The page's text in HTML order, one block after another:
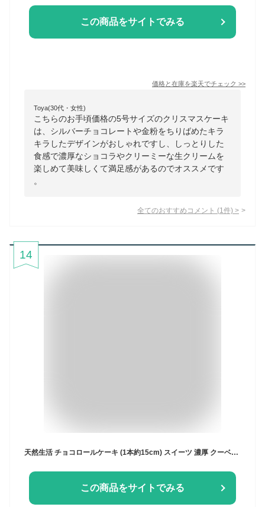
この商品をサイトでみる
価格と在庫を楽天でチェック >>
Toya(30代・女性)
こちらのお手頃価格の5号サイズのクリスマスケーキ
は、シルバーチョコレートや金粉をちりばめたキラ
キラしたデザインがおしゃれですし、しっとりした
食感で濃厚なショコラやクリーミーな生クリームを
楽しめて美味しくて満足感があるのでオススメです
。
全てのおすすめコメント (1 件) >
14
天然生活 チョコロールケーキ (1本約15cm) スイーツ 濃厚 クーベルチュールチョコレート ケーキ 誕生日 ギフト 手土産 冷凍
この商品をサイトでみる